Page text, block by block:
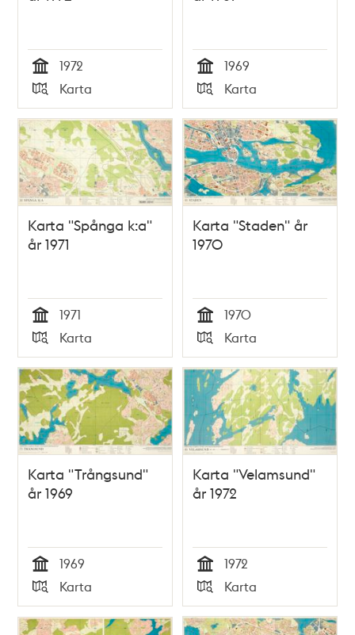
Tid
1972
Typ
Karta Tid
1969
Typ
Karta
Karta "Spånga k:a"
år 1971
Tid
1971
Typ
Karta
Karta "Staden" år
1970
Tid
1970
Typ
Karta
Karta "Trångsund"
år 1969
Tid
1969
Typ
Karta
Karta "Velamsund"
år 1972
Tid
1972
Typ
Karta